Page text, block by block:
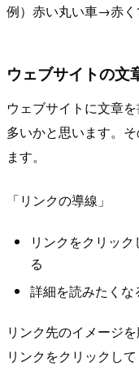
例）赤い丸い車→赤
ウェブサイトの文
ウェブサイトに文章
多いかと思います。
ます。
「リンクの導線」
リンクをクリッ
る
詳細を読みたくな
リンク先のイメージ
リンクをクリックし